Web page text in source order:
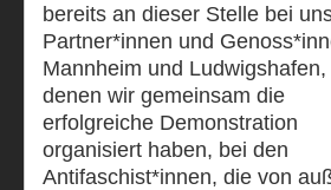
bereits an dieser Stelle bei
Partner*innen und
Mannheim und Ludwigshafen,
denen wir gemeinsam die
erfolgreiche Demonstration
organisiert haben, bei den
Antifaschist*innen, die von